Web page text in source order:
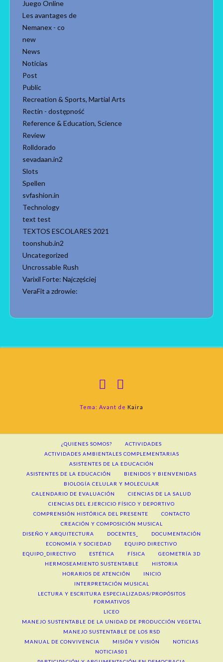
Juego Online
Les avantages de
Nemanex - co
new
News
Noticias
Post
Public
Recreation & Sports, Martial Arts
Rectin - dostępność
Reference & Education, Science
Review
Rolldorado
sevadaan.in2
Slots
Spellen
svfashion.in
Technology
text test
TEXTOS ESCOLARES 2021
toonshub.in2
Uncategorized
Uncrossable Rush
Varixil Forte: Najczęściej
VeraFit a zdrowie:
Tema: Avant de Kaira
¿QUIENES SOMOS?
ACTIVIDADES
ACTIVIDADES AMBIENTALES COMPLEMENTARIAS
ASISTENTES DE LA EDUCACIÓN
ASISTENTES DE LA EDUCACIÓN
BIENIDOS Y BIENVENIDAS
BIOLOGÍA CELULAR Y MOLECULAR
CALENDARIO DE EVALUACIÓN
CIENCIAS DE LA SALUD
CIENCIAS DEL EJERCICIO FÍSICO Y DEPORTIVO
COMPRENSIÓN HISTÓRICA DEL PRESENTE
CONTACTO
CREACIÓN Y COMPOSICIÓN MUSICAL
DISEÑO Y ARQUITECTURA
DOCENTES_
DOCUMENTACIÓN
ECONOMÍA Y SOCIEDAD
EQUIPO DIRECTIVO
EQUIPO_DIRECTIVO
ESTÉTICA FÍSICA
GEOMETRÍA 3D
HERMOSEAMIENTO SUSTENTABLE
HISTORIA
HORARIOS DE ATENCIÓN
INICIO
INTERPRETACIÓN MUSICAL
LECTURA Y ESCRITURA ESPECIALIZADAS/PROPÓSITOS
FORMATIVOS
LICEO
MANEJO SUSTENTABLE DE LA UNIDAD DE PRODUCCIÓN VEGETAL
MANEJO SUSTENTABLE DE LOS RSD
MANUAL DE CONVIVENCIA
MISIÓN Y VISIÓN
NOTICIAS
NOTICIAS01